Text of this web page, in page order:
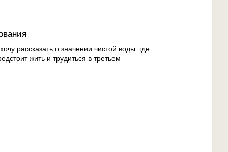
рассказать о значении чистой воды: где
жить и трудиться в третьем